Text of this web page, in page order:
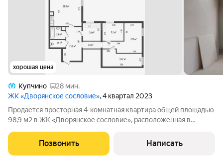
хорошая цена
Купчино
28 мин.
ЖК «Дворянское сословие», 4 квартал 2023
Продается просторная 4-комнатная квартира общей площадью
98,9 м2 в ЖК «Дворянское сословие», расположенная в
цокольным этажом. После реконструкции в нем сохранился в
изначальном виде только
Позвонить Написать